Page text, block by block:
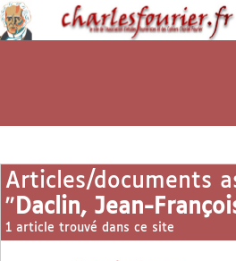
Articles/documents
" Daclin, Jean-
1 article trouvé dans ce site